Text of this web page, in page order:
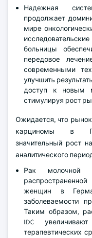
Надежная
продолжает
мире
больницы
передовое
современными
улучшить
доступ к новым
стимулируя рост
Ожидается, что
карциномы в
значительный рост
аналитического
Рак молочной
женщин в
заболеваемости
Таким образом,
IDC
терапевтических